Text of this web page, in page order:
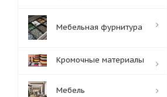
Мебельная фурнитура
Кромочные материалы
Мебель